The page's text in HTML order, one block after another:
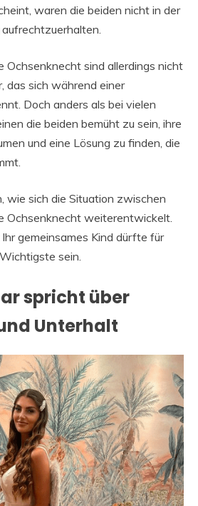
waren die beiden nicht in der
Ochsenknecht sind allerdings nicht
das sich während einer
Doch anders als bei vielen
die beiden bemüht zu sein, ihre
und eine Lösung zu finden, die
wie sich die Situation zwischen
Ochsenknecht weiterentwickelt.
gemeinsames Kind dürfte für
sein.
spricht über
Unterhalt